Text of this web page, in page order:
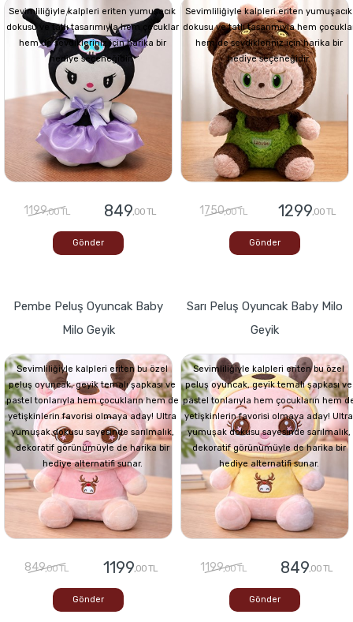
Sevimliliğiyle kalpleri eriten yumuşacık
dokusu ve tatlı tasarımıyla hem çocuklar
hem de sevdikleriniz için harika bir
hediye seçeneğidir.
1199,00 TL 849,00 TL
Gönder
Sevimliliğiyle kalpleri eriten yumuşacık
dokusu ve tatlı tasarımıyla hem
hem de sevdikleriniz için harika bir
hediye seçeneğidir.
1750,00 TL 1299,00 TL
Gönder
Pembe Peluş Oyuncak Baby
Milo Geyik
Sevimliliğiyle kalpleri eriten bu özel
peluş oyuncak, geyik temalı şapkası ve
pastel tonlarıyla hem çocukların hem de
yetişkinlerin favorisi olmaya aday! Ultra
yumuşak dokusu sayesinde sarılmalık,
dekoratif görünümüyle de harika bir
hediye alternatifi sunar.
849,00 TL 1199,00 TL
Gönder
Sarı Peluş Oyuncak Baby Milo
Geyik
Sevimliliğiyle kalpleri eriten bu özel
peluş oyuncak, geyik temalı şapkası ve
pastel tonlarıyla hem çocukların hem
yetişkinlerin favorisi olmaya aday! Ultra
yumuşak dokusu sayesinde sarılmalık,
dekoratif görünümüyle de harika bir
hediye alternatifi sunar.
1199,00 TL 849,00 TL
Gönder